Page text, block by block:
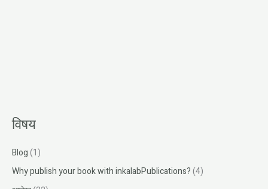
विषय
Blog(1)
Why publish your book with inkalabPublications?(4)